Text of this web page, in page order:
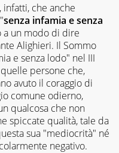
che anche
senza infamia e senza
un modo di dire
Alighieri. Il Sommo
e senza lodo" nel III
persone che,
avuto il coraggio di
comune odierno,
qualcosa che non
spiccate qualità, tale da
sua "mediocrità" né
negativo.